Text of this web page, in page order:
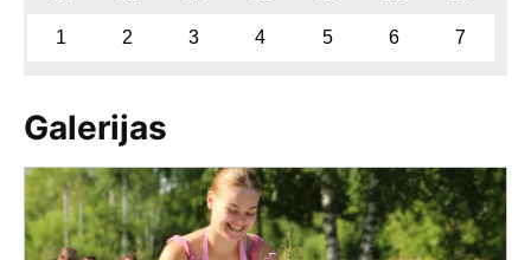
1 2 3 4 5 6 7
Galerijas